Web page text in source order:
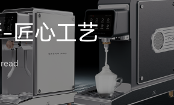
匠心工艺